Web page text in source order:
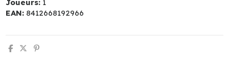
Joueurs: 1
EAN: 8412668192966